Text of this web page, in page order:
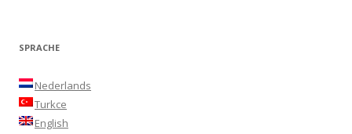
SPRACHE
Nederlands
Turkce
English